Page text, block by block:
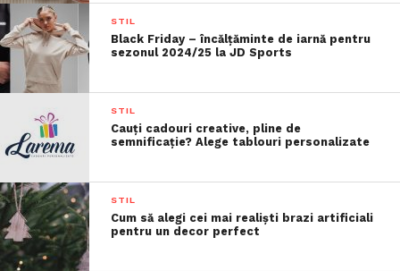
STIL
Black Friday – încălțăminte de iarnă pentru
sezonul 2024/25 la JD Sports
STIL
Cauți cadouri creative, pline de
semnificație? Alege tablouri personalizate
STIL
Cum să alegi cei mai realiști brazi artificiali
pentru un decor perfect